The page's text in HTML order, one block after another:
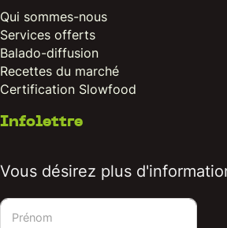
Qui sommes-nous
Services offerts
Balado-diffusion
Recettes du marché
Certification Slowfood
Infolettre
Vous désirez plus